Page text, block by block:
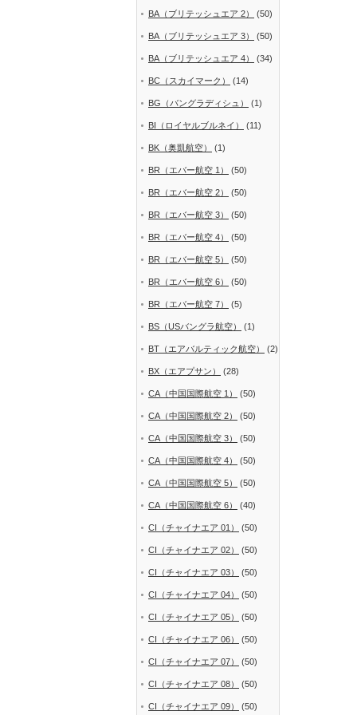
BA（ブリテッシュエア 2） (50)
BA（ブリテッシュエア 3） (50)
BA（ブリテッシュエア 4） (34)
BC（スカイマーク） (14)
BG（バングラディシュ） (1)
BI（ロイヤルブルネイ） (11)
BK（奥凱航空） (1)
BR（エバー航空 1） (50)
BR（エバー航空 2） (50)
BR（エバー航空 3） (50)
BR（エバー航空 4） (50)
BR（エバー航空 5） (50)
BR（エバー航空 6） (50)
BR（エバー航空 7） (5)
BS（USバングラ航空） (1)
BT（エアバルティック航空） (2)
BX（エアプサン） (28)
CA（中国国際航空 1） (50)
CA（中国国際航空 2） (50)
CA（中国国際航空 3） (50)
CA（中国国際航空 4） (50)
CA（中国国際航空 5） (50)
CA（中国国際航空 6） (40)
CI（チャイナエア 01） (50)
CI（チャイナエア 02） (50)
CI（チャイナエア 03） (50)
CI（チャイナエア 04） (50)
CI（チャイナエア 05） (50)
CI（チャイナエア 06） (50)
CI（チャイナエア 07） (50)
CI（チャイナエア 08） (50)
CI（チャイナエア 09） (50)